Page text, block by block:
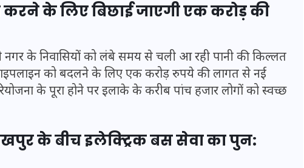
के लिए बिछाई जाएगी एक करोड़ की
नगर के निवासियों को लंबे समय से चली आ रही पानी की किल्लत
को बदलने के लिए एक करोड़ रुपये की लागत से नई
के पूरा होने पर इलाके के करीब पांच हजार लोगों को स्वच्छ
के बीच इलेक्ट्रिक बस सेवा का पुन:
UPSSSC Lekhpal Recruitment
2025: यूपी में लेखपाल के पदों
जानें कब से शुरू होंगे आवेदन